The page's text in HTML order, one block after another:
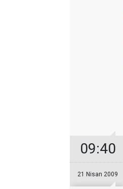
09:40
21 Nisan 2009